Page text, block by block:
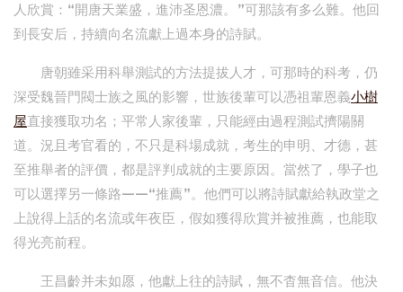
人欣賞：“開唐天業盛，進沛圣恩濃。”可那該有多么難。他回
到長安后，持續向名流獻上過本身的詩賦。
唐朝雖采用科舉測試的方法提拔人才，可那時的科考，仍
深受魏晉門閥士族之風的影響，世族後輩可以憑祖輩恩義小樹
屋直接獲取功名；平常人家後輩，只能經由過程測試擠陽關
道。況且考官看的，不只是科場成就，考生的申明、才德，甚
至推舉者的評價，都是評判成就的主要原因。當然了，學子也
可以選擇另一條路——“推薦”。他們可以將詩賦獻給執政堂之
上說得上話的名流或年夜臣，假如獲得欣賞并被推薦，也能取
得光亮前程。
王昌齡并未如愿，他獻上往的詩賦，無不杳無音信。他決